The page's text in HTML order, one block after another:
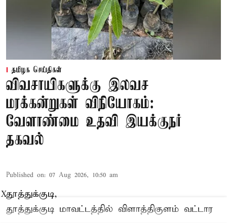
தமிழக செய்திகள்
விவசாயிகளுக்கு இலவச
மரக்கன்றுகள் விநியோகம்:
வேளாண்மை உதவி இயக்குநர்
தகவல்
Published on: 07 Aug 2026, 10:50 am
தூத்துக்குடி,
தூத்துக்குடி மாவட்டத்தில் விளாத்திகுளம் வட்டார
X